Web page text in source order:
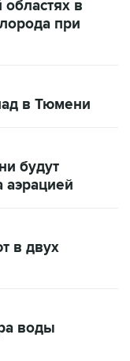
в
при
в Тюмени
будут
аэрацией
в двух
воды